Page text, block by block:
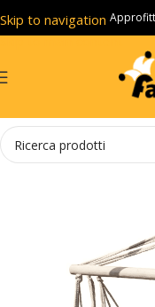
Skip to navigation
Skip to main content